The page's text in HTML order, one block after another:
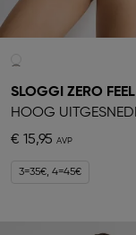
SLOGGI ZERO FEEL
€ 15,95
3=35€, 4=45€